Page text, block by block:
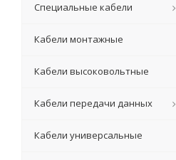
Специальные кабели
Кабели монтажные
Кабели высоковольтные
Кабели передачи данных
Кабели универсальные